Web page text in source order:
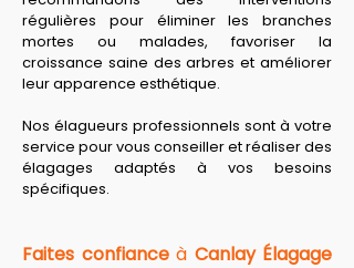
régulières pour éliminer les branches
mortes ou malades, favoriser la
croissance saine des arbres et améliorer
leur apparence esthétique.
Nos élagueurs professionnels sont à votre
service pour vous conseiller et réaliser des
élagages adaptés à vos besoins
spécifiques.
Faites confiance à Canlay Élagage